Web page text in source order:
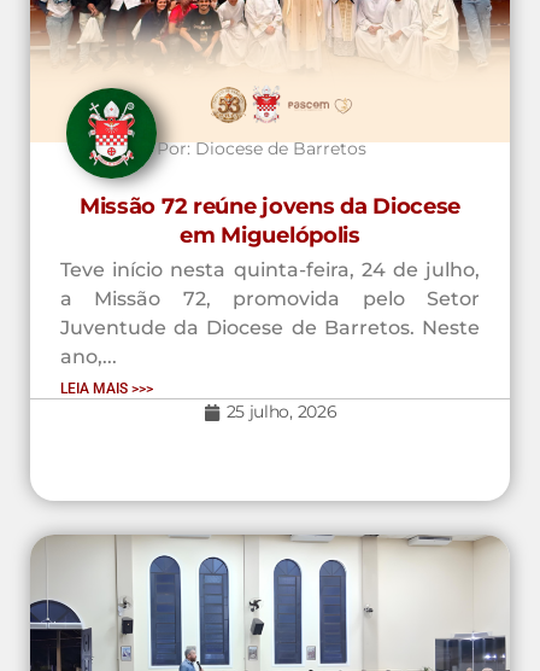
Por:Diocese de Barretos
Missão 72 reúne jovens da Diocese
em Miguelópolis
Teve início nesta quinta-feira, 24 de julho,
a Missão 72, promovida pelo Setor
Juventude da Diocese de Barretos. Neste
ano,...
LEIA MAIS >>>
25 julho, 2026